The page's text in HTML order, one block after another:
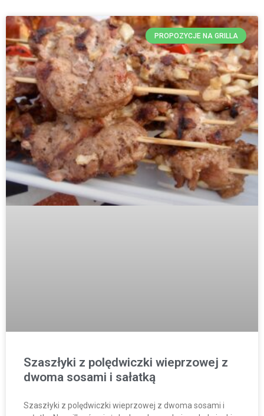
PROPOZYCJE NA GRILLA
Szaszłyki z polędwiczki wieprzowej z
dwoma sosami i sałatką
Szaszłyki z polędwiczki wieprzowej z dwoma sosami i